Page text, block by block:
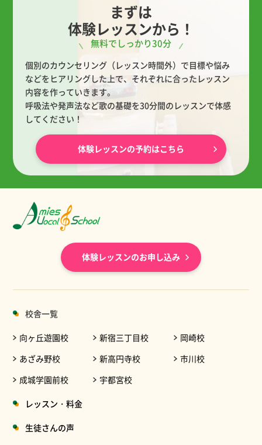
まずは
体験レッスンから！
無料でしっかり30分
個別のカウンセリング（レッスン時間外）で目標や悩み
などをヒアリングした上で、 それぞれに合ったレッスン
内容を作っていきます。
呼吸法や発声法など歌の基礎を30分間のレッスンで体感
してください！
体験レッスンの予約はこちら
体験レッスンのお申し込み
校舎一覧
向ヶ丘遊園校
あざみ野校
成城学園前校
新宿三丁目校
新高円寺校
宇都宮校
岡崎校
市川校
レッスン・料金
生徒さんの声